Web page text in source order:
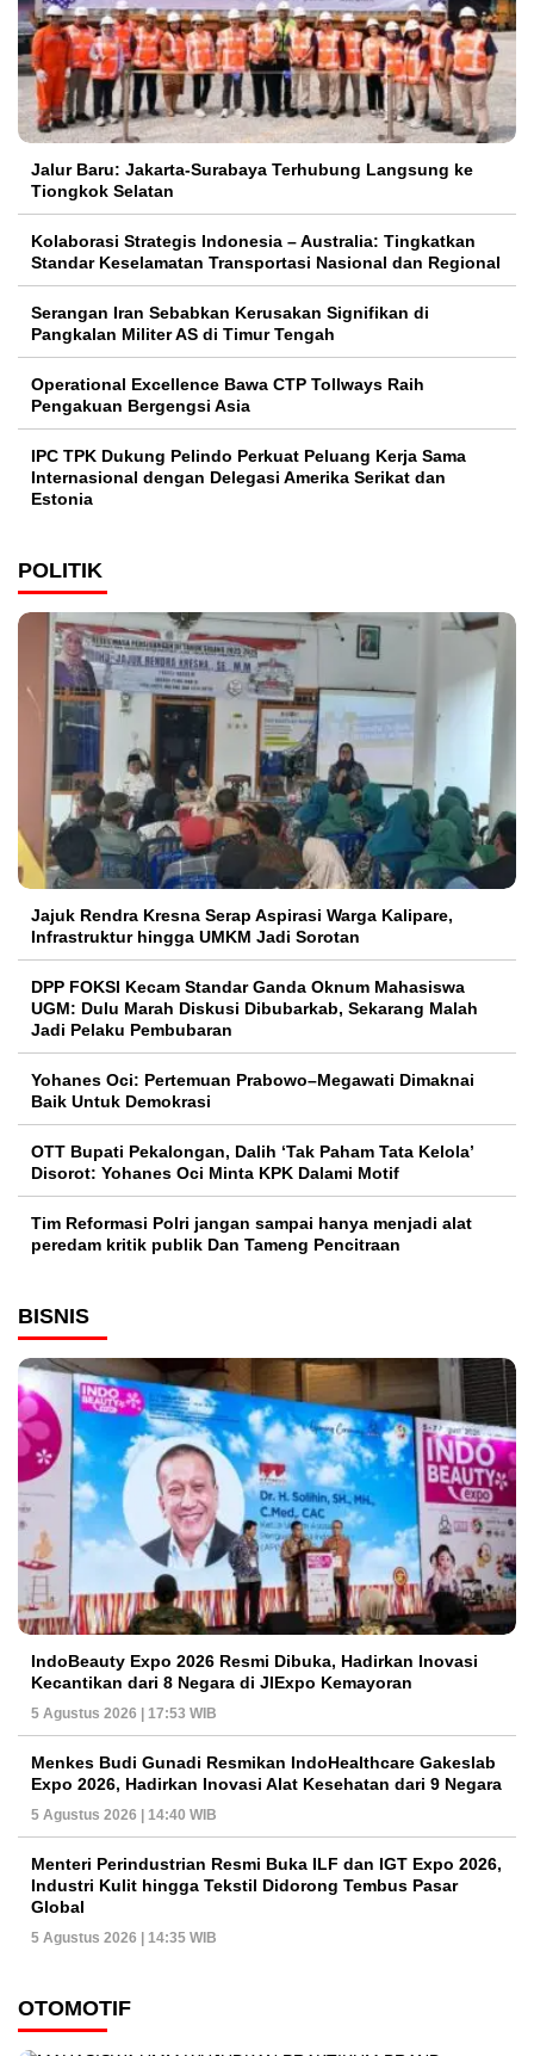
Jalur Baru: Jakarta-Surabaya Terhubung Langsung ke
Tiongkok Selatan
Kolaborasi Strategis Indonesia – Australia: Tingkatkan
Standar Keselamatan Transportasi Nasional dan Regional
Serangan Iran Sebabkan Kerusakan Signifikan di
Pangkalan Militer AS di Timur Tengah
Operational Excellence Bawa CTP Tollways Raih
Pengakuan Bergengsi Asia
IPC TPK Dukung Pelindo Perkuat Peluang Kerja Sama
Internasional dengan Delegasi Amerika Serikat dan
Estonia
POLITIK
Jajuk Rendra Kresna Serap Aspirasi Warga Kalipare,
Infrastruktur hingga UMKM Jadi Sorotan
DPP FOKSI Kecam Standar Ganda Oknum Mahasiswa
UGM: Dulu Marah Diskusi Dibubarkab, Sekarang Malah
Jadi Pelaku Pembubaran
Yohanes Oci: Pertemuan Prabowo–Megawati Dimaknai
Baik Untuk Demokrasi
OTT Bupati Pekalongan, Dalih ‘Tak Paham Tata Kelola’
Disorot: Yohanes Oci Minta KPK Dalami Motif
Tim Reformasi Polri jangan sampai hanya menjadi alat
peredam kritik publik Dan Tameng Pencitraan
BISNIS
IndoBeauty Expo 2026 Resmi Dibuka, Hadirkan Inovasi
Kecantikan dari 8 Negara di JIExpo Kemayoran
5 Agustus 2026 | 17:53 WIB
Menkes Budi Gunadi Resmikan IndoHealthcare Gakeslab
Expo 2026, Hadirkan Inovasi Alat Kesehatan dari 9 Negara
5 Agustus 2026 | 14:40 WIB
Menteri Perindustrian Resmi Buka ILF dan IGT Expo 2026,
Industri Kulit hingga Tekstil Didorong Tembus Pasar
Global
5 Agustus 2026 | 14:35 WIB
OTOMOTIF